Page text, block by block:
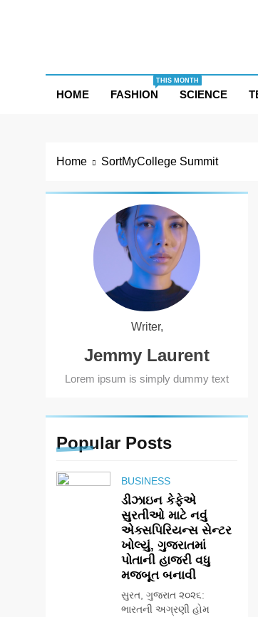
HOME FASHION
THIS MONTH
SCIENCE
Home SortMyCollege Summit
Writer,
Jemmy Laurent
Lorem ipsum is simply dummy text
Popular Posts
BUSINESS
ડીઝાઇન કેફેએ
સુરતીઓ માટે નવું
એક્સપિરિયન્સ સેન્ટર
ખોલ્યું, ગુજરાતમાં
પોતાની હાજરી વધુ
મજબૂત બનાવી
સુરત, ગુજરાત ૨૦૨૬:
ભારતની અગ્રણી હોમ